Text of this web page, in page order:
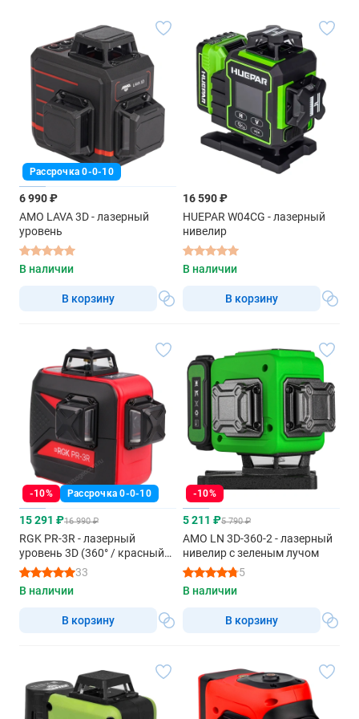
Рассрочка 0-0-10
6 990 ₽
AMO LAVA 3D - лазерный
уровень
В наличии
В корзину
16 590 ₽
HUEPAR W04CG - лазерный
нивелир
В наличии
В корзину
-10% Рассрочка 0-0-10
15 291 ₽16 990 ₽
RGK PR-3R - лазерный
уровень 3D (360° / красный
луч / 70м с приемником /
АКБ)
33
В наличии
В корзину
-10%
5 211 ₽5 790 ₽
AMO LN 3D-360-2 - лазерный
нивелир с зеленым лучом
5
В наличии
В корзину